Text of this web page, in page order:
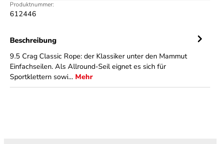
Produktnummer:
612446
Beschreibung
9.5 Crag Classic Rope: der Klassiker unter den Mammut
Einfachseilen. Als Allround-Seil eignet es sich für
Sportklettern sowi… Mehr